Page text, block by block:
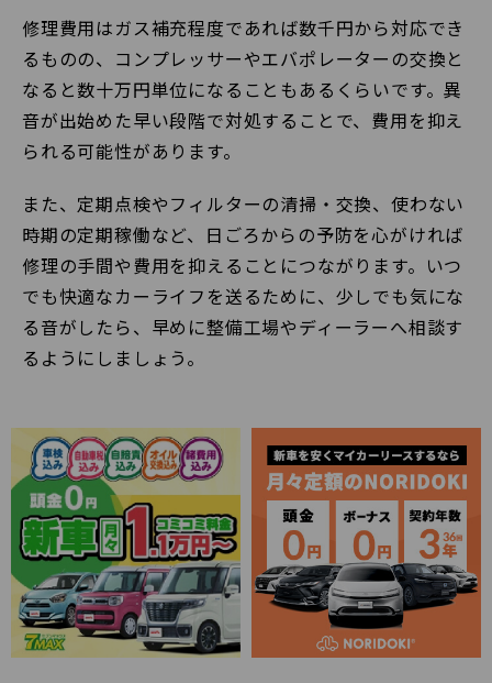
修理費用はガス補充程度であれば数千円から対応でき
るものの、コンプレッサーやエバポレーターの交換と
なると数十万円単位になることもあるくらいです。異
音が出始めた早い段階で対処することで、費用を抑え
られる可能性があります。
また、定期点検やフィルターの清掃・交換、使わない
時期の定期稼働など、日ごろからの予防を心がければ
修理の手間や費用を抑えることにつながります。いつ
でも快適なカーライフを送るために、少しでも気にな
る音がしたら、早めに整備工場やディーラーへ相談す
るようにしましょう。